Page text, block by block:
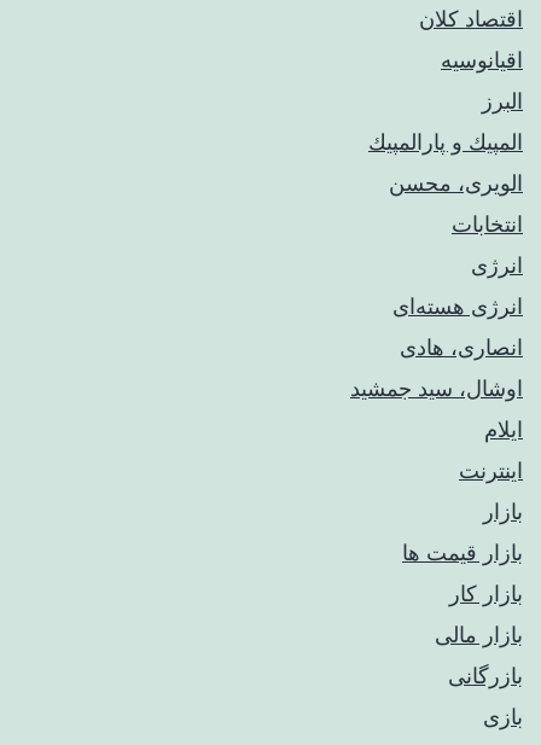
اقتصاد کلان
اقیانوسیه
البرز
المپيك و پارالمپيك
الویری، محسن
انتخابات
انرژی
انرژی هسته‌ای
انصاری، هادی
اوشال، سید جمشید
ایلام
اینترنت
بازار
بازار قیمت ها
بازار کار
بازار مالی
بازرگانی
بازی